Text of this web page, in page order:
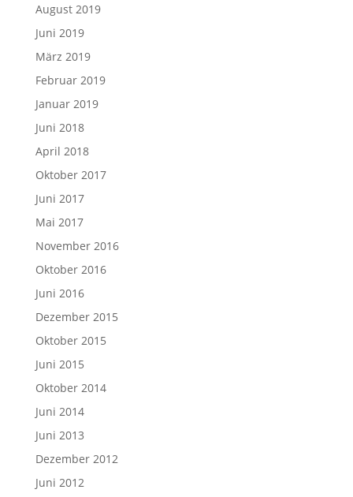
August 2019
Juni 2019
März 2019
Februar 2019
Januar 2019
Juni 2018
April 2018
Oktober 2017
Juni 2017
Mai 2017
November 2016
Oktober 2016
Juni 2016
Dezember 2015
Oktober 2015
Juni 2015
Oktober 2014
Juni 2014
Juni 2013
Dezember 2012
Juni 2012